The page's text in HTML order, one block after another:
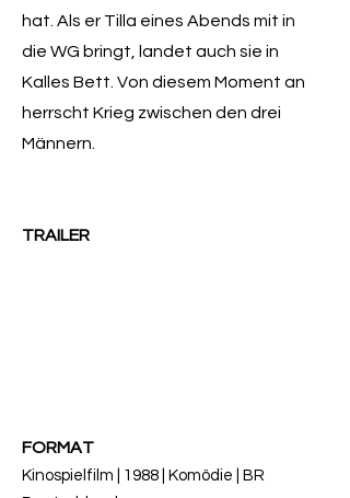
hat. Als er Tilla eines Abends mit in
die WG bringt, landet auch sie in
Kalles Bett. Von diesem Moment an
herrscht Krieg zwischen den drei
Männern.
TRAILER
FORMAT
Kinospielfilm | 1988 | Komödie | BR